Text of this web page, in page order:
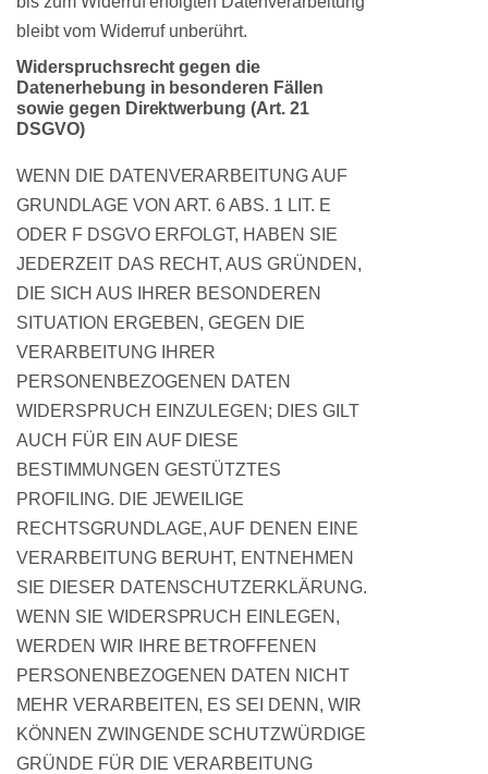
bleibt vom Widerruf unberührt.
Widerspruchsrecht gegen die
Datenerhebung in besonderen Fällen
sowie gegen Direktwerbung (Art. 21
DSGVO)
WENN DIE DATENVERARBEITUNG AUF
GRUNDLAGE VON ART. 6 ABS. 1 LIT. E
ODER F DSGVO ERFOLGT, HABEN SIE
JEDERZEIT DAS RECHT, AUS GRÜNDEN,
DIE SICH AUS IHRER BESONDEREN
SITUATION ERGEBEN, GEGEN DIE
VERARBEITUNG IHRER
PERSONENBEZOGENEN DATEN
WIDERSPRUCH EINZULEGEN; DIES GILT
AUCH FÜR EIN AUF DIESE
BESTIMMUNGEN GESTÜTZTES
PROFILING. DIE JEWEILIGE
RECHTSGRUNDLAGE, AUF DENEN EINE
VERARBEITUNG BERUHT, ENTNEHMEN
SIE DIESER DATENSCHUTZERKLÄRUNG.
WENN SIE WIDERSPRUCH EINLEGEN,
WERDEN WIR IHRE BETROFFENEN
PERSONENBEZOGENEN DATEN NICHT
MEHR VERARBEITEN, ES SEI DENN, WIR
KÖNNEN ZWINGENDE SCHUTZWÜRDIGE
GRÜNDE FÜR DIE VERARBEITUNG